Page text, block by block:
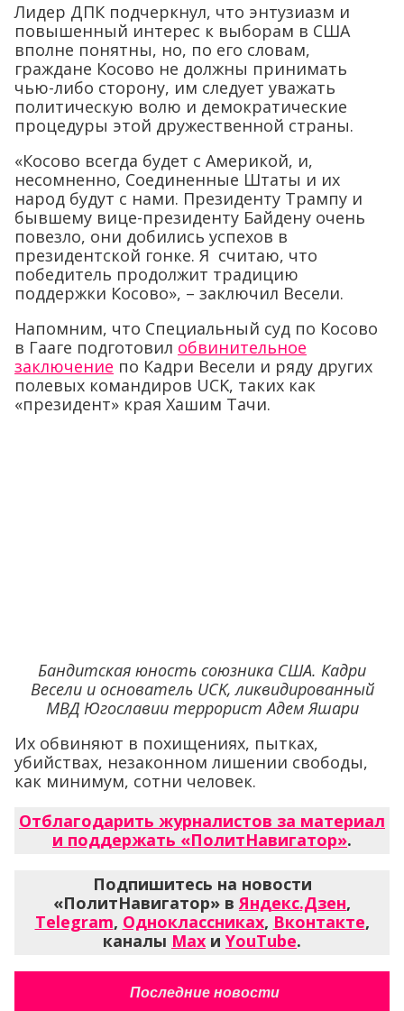
Лидер ДПК подчеркнул, что энтузиазм и
повышенный интерес к выборам в США
вполне понятны, но, по его словам,
граждане Косово не должны принимать
чью-либо сторону, им следует уважать
политическую волю и демократические
процедуры этой дружественной страны.
«Косово всегда будет с Америкой, и,
несомненно, Соединенные Штаты и их
народ будут с нами. Президенту Трампу и
бывшему вице-президенту Байдену очень
повезло, они добились успехов в
президентской гонке. Я считаю, что
победитель продолжит традицию
поддержки Косово», – заключил Весели.
Напомним, что Специальный суд по Косово
в Гааге подготовил обвинительное
заключение по Кадри Весели и ряду других
полевых командиров UCK, таких как
«президент» края Хашим Тачи.
Бандитская юность союзника США. Кадри
Весели и основатель UCK, ликвидированный
МВД Югославии террорист Адем Яшари
Их обвиняют в похищениях, пытках,
убийствах, незаконном лишении свободы,
как минимум, сотни человек.
Отблагодарить журналистов за материал
и поддержать «ПолитНавигатор».
Подпишитесь на новости
«ПолитНавигатор» вЯндекс.Дзен,
Telegram, Одноклассниках, Вконтакте,
каналы Max и YouTube.
Последние новости